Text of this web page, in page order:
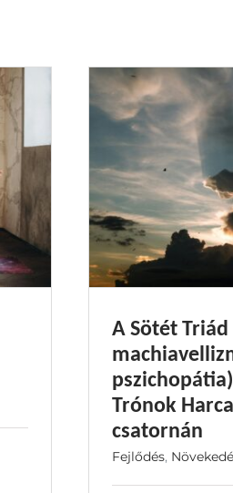
A Sötét
Trónok
csatornán
Fejlődés,